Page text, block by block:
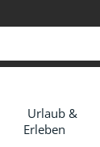
Urlaub &
Erleben